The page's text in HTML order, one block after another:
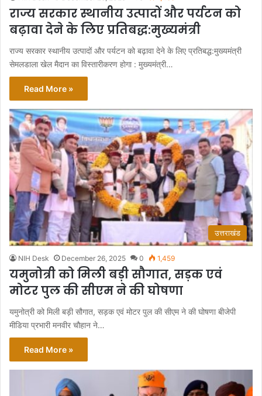
राज्य सरकार स्थानीय उत्पादों और पर्यटन को
बढ़ावा देने के लिए प्रतिबद्ध:मुख्यमंत्री
राज्य सरकार स्थानीय उत्पादों और पर्यटन को बढ़ावा देने के लिए प्रतिबद्ध:मुख्यमंत्री
सेमलडाला खेल मैदान का विस्तारीकरण होगा : मुख्यमंत्री…
Read More »
उत्तराखंड
NIH Desk December 26, 2025 0 1,459
यमुनोत्री को मिली बड़ी सौगात, सड़क एवं
मोटर पुल की सीएम ने की घोषणा
यमुनोत्री को मिली बड़ी सौगात, सड़क एवं मोटर पुल की सीएम ने की घोषणा बीजेपी
मीडिया प्रभारी मनवीर चौहान ने…
Read More »